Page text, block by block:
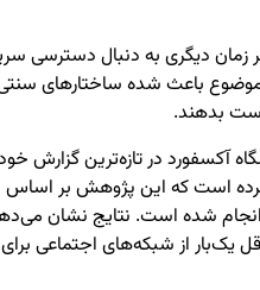
زمان دیگری به دنبال دسترسی
باعث شده ساختارهای
بدهند.
آکسفورد در تازه‌ترین گزارش
یک‌بار از شبکه‌های اجتماعی